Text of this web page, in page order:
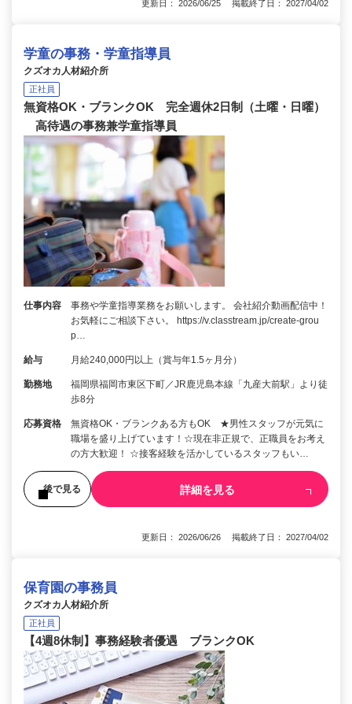
更新日： 2026/06/25 掲載終了日： 2027/04/02
学童の事務・学童指導員
クズオカ人材紹介所
正社員
無資格OK・ブランクOK 完全週休2日制（土曜・日曜）
高待遇の事務兼学童指導員
仕事内容
事務や学童指導業務をお願いします。 会社紹介動画配信中！
お気軽にご相談下さい。 https://v.classtream.jp/create-grou
p…
給与 月給240,000円以上（賞与年1.5ヶ月分）
勤務地
福岡県福岡市東区下町／JR鹿児島本線「九産大前駅」より徒
歩8分
応募資格
無資格OK・ブランクある方もOK ★男性スタッフが元気に
職場を盛り上げています！☆現在非正規で、正職員をお考え
の方大歓迎！ ☆接客経験を活かしているスタッフもい…
後で見る 詳細を見る
更新日： 2026/06/26 掲載終了日： 2027/04/02
保育園の事務員
クズオカ人材紹介所
正社員
【4週8休制】事務経験者優遇 ブランクOK